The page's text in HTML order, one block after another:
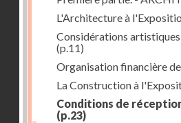
L'Architecture à
Considérations
(p.11)
Organisation financière
La Construction à
Conditions de
(p.23)